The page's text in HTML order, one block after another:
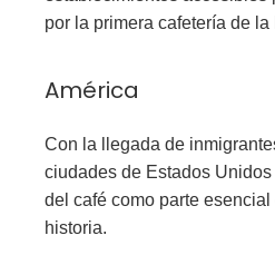
por la primera cafetería de
América
Con la llegada de
ciudades de Estados
del café como parte
historia.